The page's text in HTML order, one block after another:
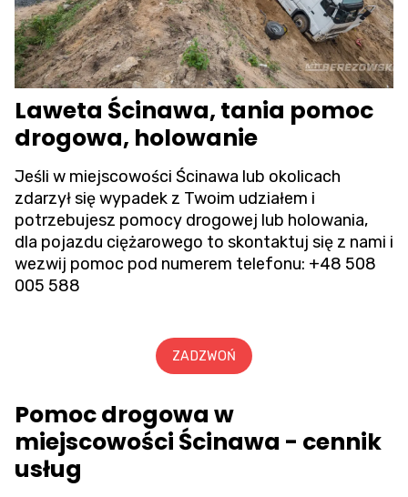
Laweta Ścinawa, tania pomoc
drogowa, holowanie
Jeśli w miejscowości Ścinawa lub okolicach
zdarzył się wypadek z Twoim udziałem i
potrzebujesz pomocy drogowej lub holowania,
dla pojazdu ciężarowego to skontaktuj się z nami i
wezwij pomoc pod numerem telefonu: +48 508
005 588
ZADZWOŃ
Pomoc drogowa w
miejscowości Ścinawa - cennik
usług